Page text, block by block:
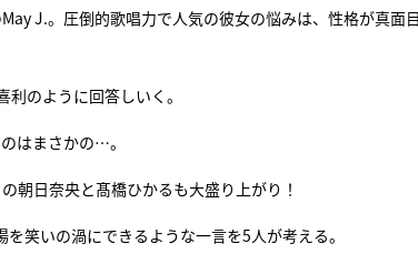
J.。圧倒的歌唱力で人気の彼女の悩みは、性格が真面
のように回答しいく。
はまさかの…。
朝日奈央と髙橋ひかるも大盛り上がり！
笑いの渦にできるような一言を5人が考える。